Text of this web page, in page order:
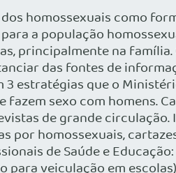
homossexuais como
a população
principalmente na
das fontes de
estratégias que o
sexo com homens.
de grande
por homossexuais,
de Saúde e